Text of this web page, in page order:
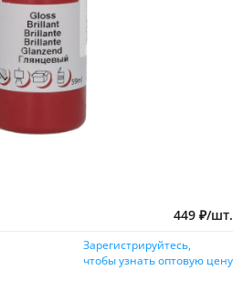
449 ₽/шт.
Зарегистрируйтесь,
чтобы узнать оптовую цену